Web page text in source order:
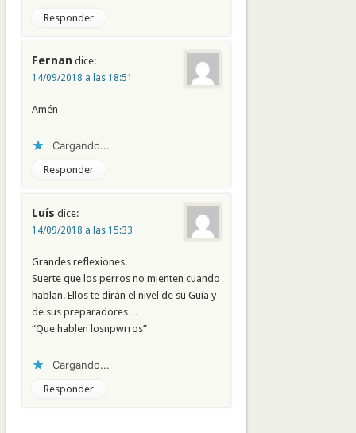
Responder
Fernan dice:
14/09/2018 a las 18:51
Amén
Cargando...
Responder
Luís dice:
14/09/2018 a las 15:33
Grandes reflexiones.
Suerte que los perros no mienten cuando
hablan. Ellos te dirán el nivel de su Guía y
de sus preparadores…
“Que hablen losnpwrros”
Cargando...
Responder